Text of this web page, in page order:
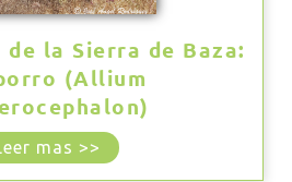
la Sierra de Baza:
(Allium
mas >>